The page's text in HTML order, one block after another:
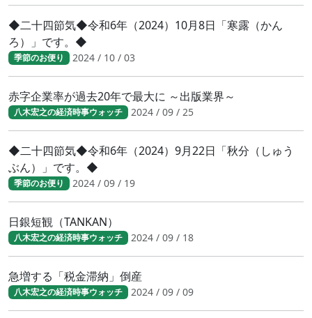
◆二十四節気◆令和6年（2024）10月8日「寒露（かん
ろ）」です。◆
季節のお便り 2024 / 10 / 03
赤字企業率が過去20年で最大に ～出版業界～
八木宏之の経済時事ウォッチ 2024 / 09 / 25
◆二十四節気◆令和6年（2024）9月22日「秋分（しゅう
ぶん）」です。◆
季節のお便り 2024 / 09 / 19
日銀短観（TANKAN）
八木宏之の経済時事ウォッチ 2024 / 09 / 18
急増する「税金滞納」倒産
八木宏之の経済時事ウォッチ 2024 / 09 / 09